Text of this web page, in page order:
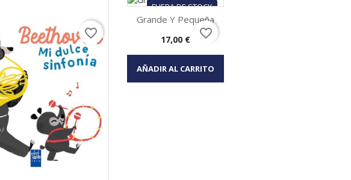
favorite_border
FUERA DE STOCK
Vista rápida
Grande Y Pequeña
Precio
17,00 €
AÑADIR AL CARRITO
favorite_border